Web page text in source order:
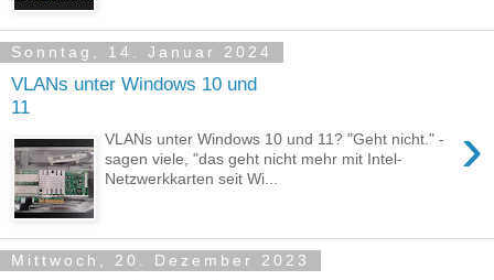
Sonntag, 14. Januar 2024
VLANs unter Windows 10 und
11
›
VLANs unter Windows 10 und 11? "Geht nicht." -
sagen viele, "das geht nicht mehr mit Intel-
Netzwerkkarten seit Wi...
Mittwoch, 20. Dezember 2023